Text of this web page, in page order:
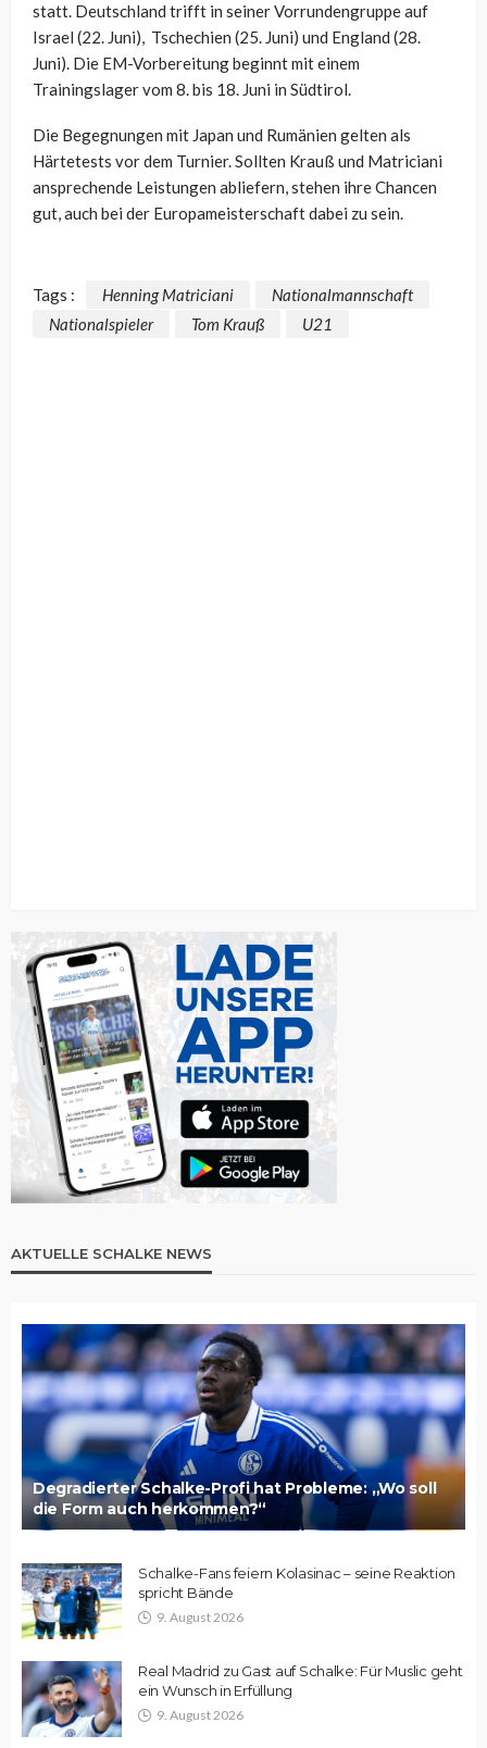
statt. Deutschland trifft in seiner Vorrundengruppe auf
Israel (22. Juni), Tschechien (25. Juni) und England (28.
Juni). Die EM-Vorbereitung beginnt mit einem
Trainingslager vom 8. bis 18. Juni in Südtirol.
Die Begegnungen mit Japan und Rumänien gelten als
Härtetests vor dem Turnier. Sollten Krauß und Matriciani
ansprechende Leistungen abliefern, stehen ihre Chancen
gut, auch bei der Europameisterschaft dabei zu sein.
Tags : Henning Matriciani
Nationalmannschaft
Nationalspieler
Tom Krauß U21
AKTUELLE SCHALKE NEWS
Degradierter Schalke-Profi hat Probleme: „Wo soll
die Form auch herkommen?“
Schalke-Fans feiern Kolasinac – seine Reaktion
spricht Bände
9. August 2026
Real Madrid zu Gast auf Schalke: Für Muslic geht
ein Wunsch in Erfüllung
9. August 2026